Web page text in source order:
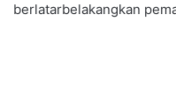
berlatarbelakangkan